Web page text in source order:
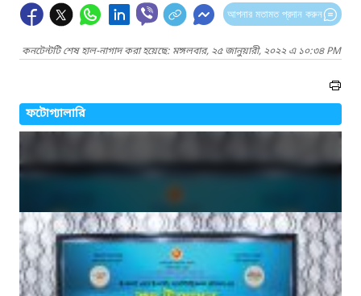
আপনার মতামত প্রদান করুন
কনটেন্টটি শেষ হাল-নাগাদ করা হয়েছে: মঙ্গলবার, ২৫ জানুয়ারী, ২০২২ এ ১০:৩৪ PM
ফটোগ্যালারি